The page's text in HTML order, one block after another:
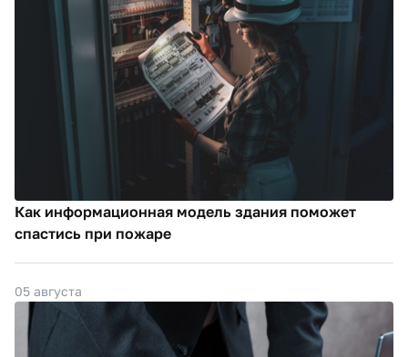
Как информационная модель здания поможет
спастись при пожаре
05 августа